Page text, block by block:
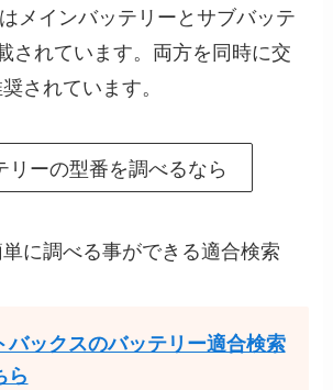
メインバッテリーとサブバッテ
されています。両方を同時に交
されています。
リーの型番を調べるなら
に調べる事ができる適合検索
バックスのバッテリー適合検索
ら